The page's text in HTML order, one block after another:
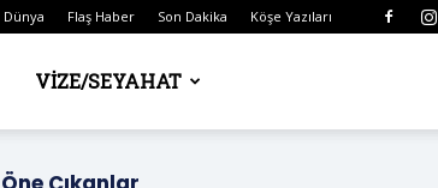
Dünya Flaş Haber Son Dakika Köşe Yazıları
VIZE/SEYAHAT